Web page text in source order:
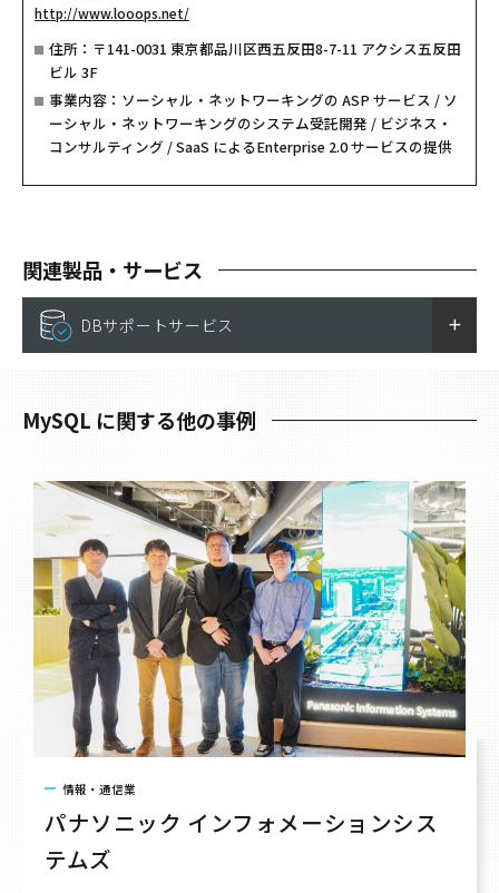
http://www.looops.net/
住所：〒141-0031 東京都品川区西五反田8-7-11 アクシス五反田
ビル 3F
事業内容：ソーシャル・ネットワーキングの ASP サービス / ソ
ーシャル・ネットワーキングのシステム受託開発 / ビジネス・
コンサルティング / SaaS によるEnterprise 2.0 サービスの提供
関連製品・サービス
DBサポートサービス
MySQL に関する他の事例
パナソニック インフォメーションシス
テムズ
情報・通信業